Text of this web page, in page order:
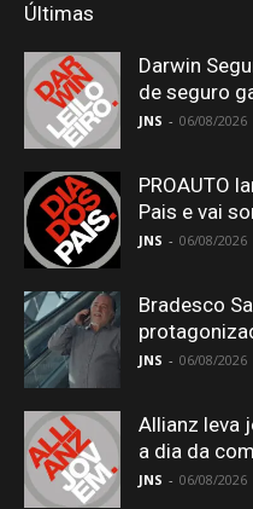
Últimas
Darwin
de seguro
JNS - 06/08/2026
PROAUTO
Pais e vai
JNS - 06/08/2026
Bradesco
JNS - 06/08/2026
Allianz leva
a dia da
JNS - 06/08/2026